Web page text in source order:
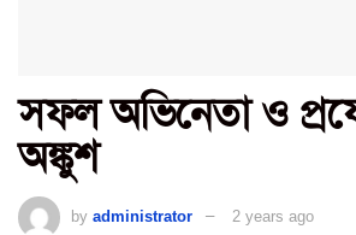
সফল অভিনেতা ও
অঙ্কুশ
by administrator 2 years ago